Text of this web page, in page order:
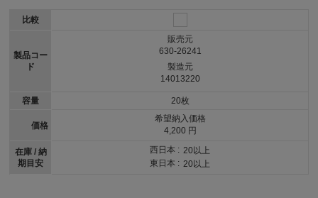
比較
製品コー
ド
容量
価格
在庫 / 納
期目安
販売元
630-26241
製造元
14013220
20枚
希望納入価格
4,200 円
西日本 : 20以上
東日本 : 20以上